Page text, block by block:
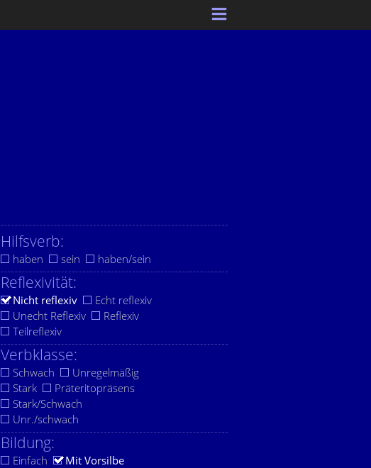
Hilfsverb:
haben sein haben/sein
Reflexivität:
Nicht reflexiv
Echt reflexiv
Unecht Reflexiv
Reflexiv
Teilreflexiv
Verbklasse:
Schwach
Unregelmäßig
Stark
Präteritopräsens
Stark/Schwach
Unr./schwach
Bildung:
Einfach Mit Vorsilbe